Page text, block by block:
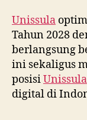
Unissula
Tahun 2028
berlangsung
ini sekaligus
posisiUnissula
digital di